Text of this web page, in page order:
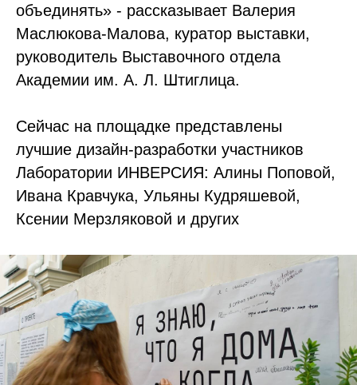
объединять» - рассказывает Валерия
Маслюкова-Малова, куратор выставки,
руководитель Выставочного отдела
Академии им. А. Л. Штиглица.
Сейчас на площадке представлены
лучшие дизайн-разработки участников
Лаборатории ИНВЕРСИЯ: Алины Поповой,
Ивана Кравчука, Ульяны Кудряшевой,
Ксении Мерзляковой и других